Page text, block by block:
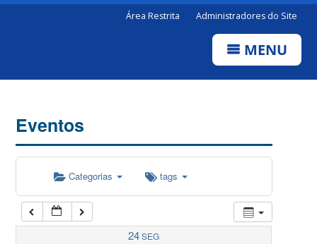
Área Restrita Administradores do Site
MENU
Eventos
Categorias tags
24SEG
07:00